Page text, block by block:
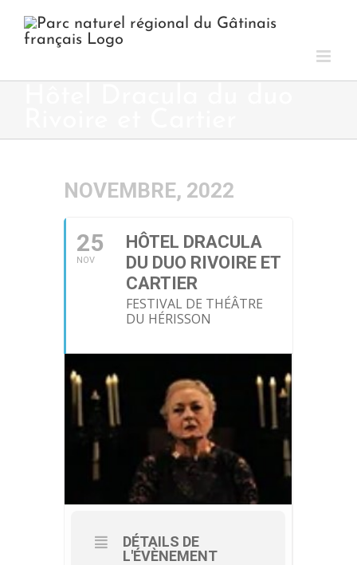
contenu
NOVEMBRE, 2022
25
NOV
HÔTEL DRACULA
DU DUO RIVOIRE ET
CARTIER
FESTIVAL DE THÉÂTRE
DU HÉRISSON
DÉTAILS DE
L'ÉVÈNEMENT